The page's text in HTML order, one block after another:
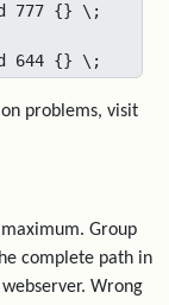
777 {} \;
644 {} \;
problems, visit
maximum. Group
complete path in
Wrong